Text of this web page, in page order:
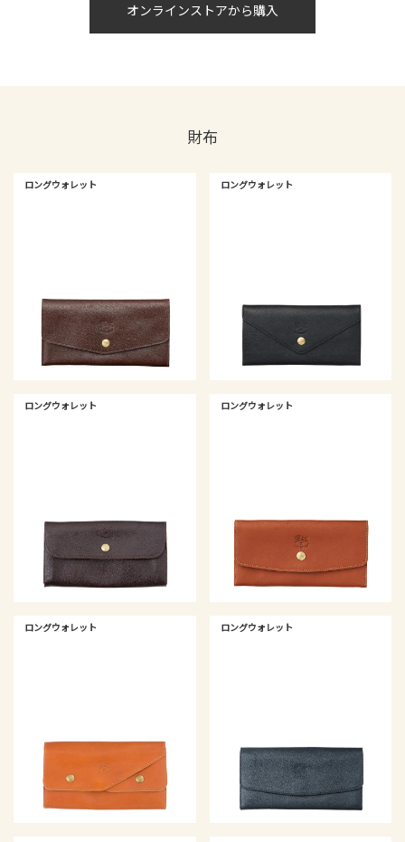
オンラインストアから購入
財布
ロングウォレット ロングウォレット
ロングウォレット ロングウォレット
ロングウォレット ロングウォレット